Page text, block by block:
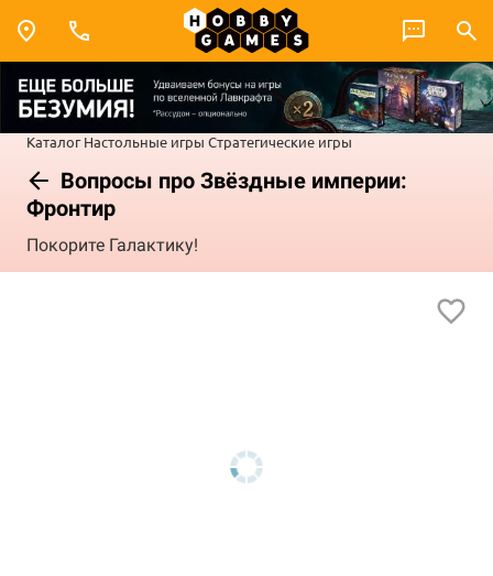
Каталог Настольные игры Стратегические игры
Вопросы про Звёздные империи:
Фронтир
Покорите Галактику!